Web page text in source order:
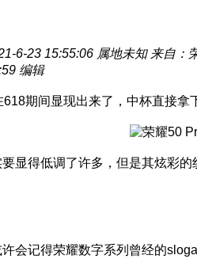
6-23 15:55:06 属地未知 来自：
编辑
期间显现出来了，中杯直接
显得低调了许多，但是其炫彩
会记得荣耀数字系列曾经的